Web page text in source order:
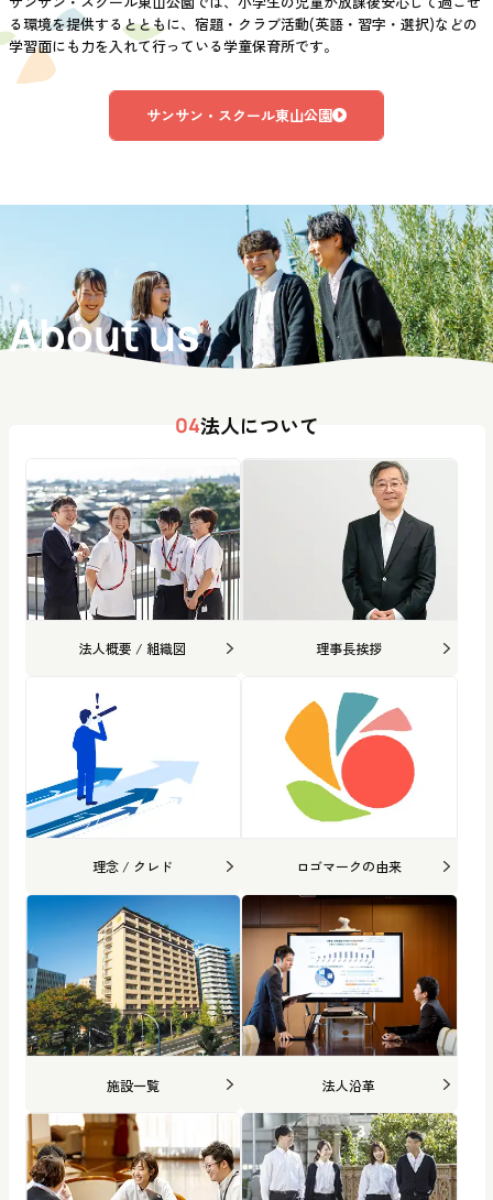
る環境を提供するとともに、宿題・クラブ活動(英語・習字・選択)などの
学習面にも力を入れて行っている学童保育所です。
サンサン・スクール東山公園
About us
04法人について
法人概要 / 組織図 理事長挨拶
理念 / クレド ロゴマークの由来
施設一覧 法人沿革